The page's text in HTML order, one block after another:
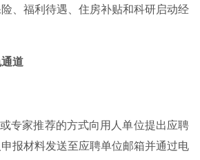
、福利待遇、住房补贴和科研启动经
道
专家推荐的方式向用人单位提出应聘
报材料发送至应聘单位邮箱并通过电